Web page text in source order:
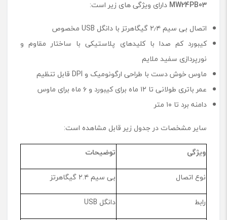
MW24PB03 دارای ویژگی ‌های زیر است:
اتصال بی ‌سیم ۲٫۴ گیگاهرتز با دانگل USB مخصوص
کیبورد کم ‌صدا با کلیدهای پلاستیکی با ساختار مقاوم و
نورپردازی سفید ملایم
ماوس خوش ‌دست با طراحی ارگونومیک و DPI قابل تنظیم
عمر باتری طولانی تا ۱۲ ماه برای کیبورد و ۶ ماه برای ماوس
دامنه برد تا ۱۰ متر
سایر مشخصات در جدول زیر قابل مشاهده است:
ویژگی
توضیحات
نوع اتصال
بی ‌سیم ۲.۴ گیگاهرتز
رابط
دانگل USB